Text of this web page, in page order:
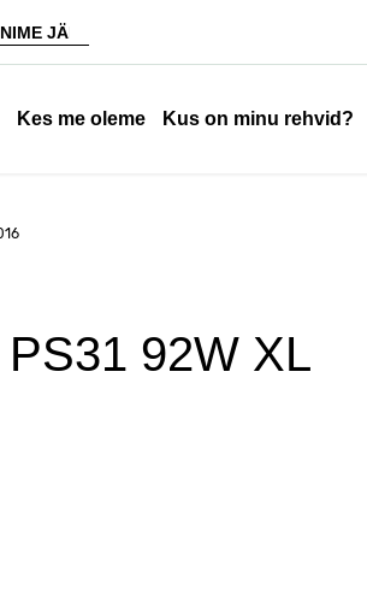
Kes me oleme Kus on minu rehvid?
92W XL